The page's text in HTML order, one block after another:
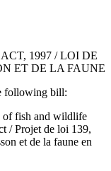
1997 / LOI DE
ET DE LA FAUNE
following bill:
of fish and wildlife
/ Projet de loi 139,
et de la faune en